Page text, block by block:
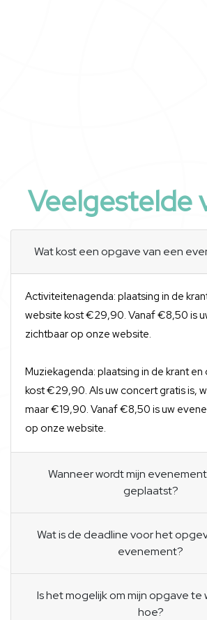
Veelgestelde
Wat kost een opgave van een
Activiteitenagenda: plaatsing in de
website kost €29,90. Vanaf €8,50 is
zichtbaar op onze website.
Muziekagenda: plaatsing in de krant
kost €29,90. Als uw concert gratis is,
maar €19,90. Vanaf €8,50 is uw
op onze website.
Wanneer wordt mijn
geplaatst?
Wat is de deadline voor het
evenement?
Is het mogelijk om mijn opgave te
hoe?